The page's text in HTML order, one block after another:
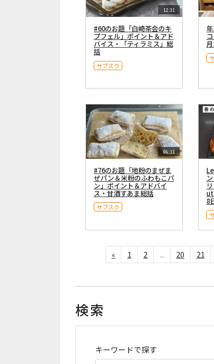
12:31
#60のお題「白崎茶会のキ
プフェル」ポイント＆アド
バイス・「ティラミス」総
括
サブスク
06:31
#76のお題「地粉のまぜま
ぜパン＆米粉のふわもこパ
ン」ポイント＆アドバイ
ス・甘酒すあま総括
サブスク
8
« 1 2 ... 20 21
検索
キーワードで探す